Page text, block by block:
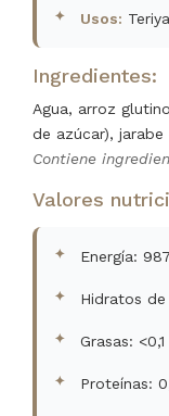
Usos:
Ingredientes:
Agua, arroz
de azúcar), jarabe
Contiene
Valores
Energía:
Hidratos
Grasas: <0,1
Proteínas: